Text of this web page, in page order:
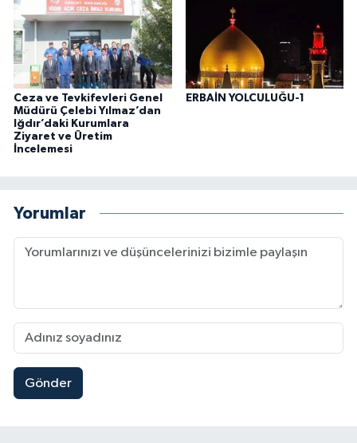
Ceza ve Tevkifevleri Genel
Müdürü Çelebi Yılmaz’dan
Iğdır’daki Kurumlara
Ziyaret ve Üretim
İncelemesi
ERBAİN YOLCULUĞU-1
Yorumlar
Gönder